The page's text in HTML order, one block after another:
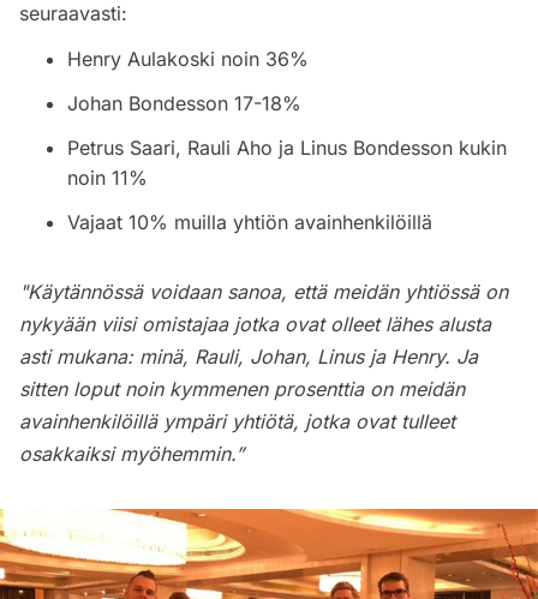
seuraavasti:
Henry Aulakoski noin 36%
Johan Bondesson 17-18%
Petrus Saari, Rauli Aho ja Linus Bondesson kukin
noin 11%
Vajaat 10% muilla yhtiön avainhenkilöillä
"Käytännössä voidaan sanoa, että meidän yhtiössä on
nykyään viisi omistajaa jotka ovat olleet lähes alusta
asti mukana: minä, Rauli, Johan, Linus ja Henry. Ja
sitten loput noin kymmenen prosenttia on meidän
avainhenkilöillä ympäri yhtiötä, jotka ovat tulleet
osakkaiksi myöhemmin.”